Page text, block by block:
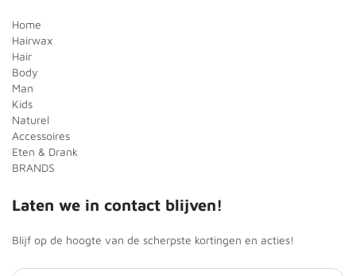
Home
Hairwax
Hair
Body
Man
Kids
Naturel
Accessoires
Eten & Drank
BRANDS
Laten we in contact blijven!
Blijf op de hoogte van de scherpste kortingen en acties!